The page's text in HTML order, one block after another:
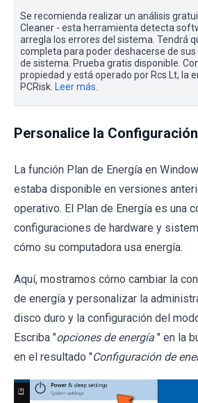
Se recomienda realizar un análisis
Cleaner - esta herramienta detecta
arregla los errores del sistema. Tendrá
completa para poder deshacerse de
de sistema. Prueba gratis disponible.
propiedad y está operado por Rcs Lt, la
PCRisk. Leer más.
Personalice la
La función Plan de Energía en
estaba disponible en versiones
operativo. El Plan de Energía es una
configuraciones de hardware y
cómo su computadora usa energía.
Aquí, mostramos cómo cambiar la
de energía y personalizar la
disco duro y la configuración del
Escriba "opciones de energía " en la
en el resultado "Configuración de